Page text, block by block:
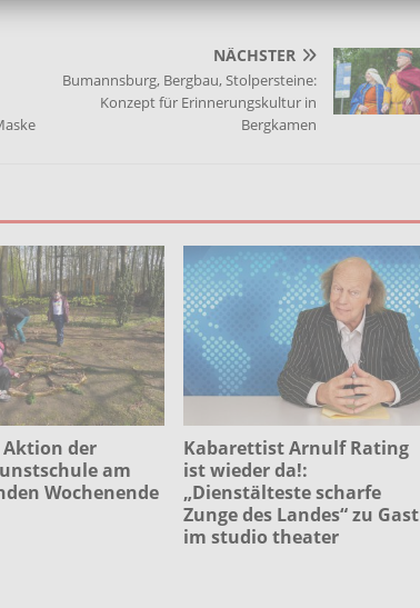
NÄCHSTER
Bumannsburg, Bergbau, Stolpersteine:
Konzept für Erinnerungskultur in
Bergkamen
der
am
Wochenende
Kabarettist Arnulf Rating
ist wieder da!:
„Dienstälteste scharfe
Zunge des Landes“ zu Gast
im studio theater